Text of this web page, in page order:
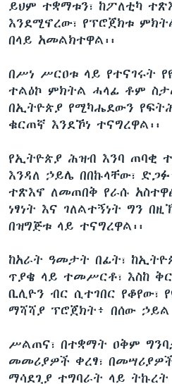
ይህም ተቋማቱን፣ ከፖለቲካ
እንደሚኖረው፣ የፕሮጀክቱ
በላይ አመልክተዋል፡፡
በሥነ ሥርዐቱ ላይ የተናገሩት
ተልዕኮ ምክትል ሓላፊ ቶም
በኢትዮጵያ የሚካሔደውን
ቁርጠኛ እንደኾነ ተናግረዋል፡፡
የኢትዮጵያ ሕዝብ እንባ ጠባቂ
እንዳለ ኃይሌ በበኩላቸው፣
ተጽእኖ ለመጠበቅ የራሱ
ነፃነት እና ገለልተኝነት ግን
በዝግጅቱ ላይ ተናግረዋል፡፡
ከአራት ዓመታት በፊት፣
ጥያቄ ላይ ተመሥርቶ፣ እስከ
ቢሊዮን ብር ሲተገበር የቆየው፣
ማሻሻያ ፕሮጀክት፥ በሰው ኃይል
ሥልጠና፣ በተቋማት ዐቅም
መመሪያዎች ቀረፃ፣
ማሳደጊያ ተግባራት ላይ ትኩረት